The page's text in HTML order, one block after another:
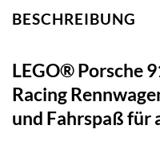
BESCHREIBUNG
LEGO® Porsche
Racing
und Fahrspaß für